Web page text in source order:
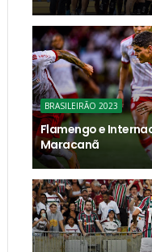
BRASILEIRÃO 2023
Flamengo e
Maracanã